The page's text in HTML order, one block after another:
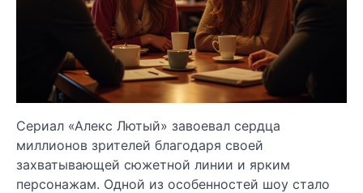
Сериал «Алекс Лютый» завоевал сердца
миллионов зрителей благодаря своей
захватывающей сюжетной линии и ярким
персонажам. Одной из особенностей шоу стало